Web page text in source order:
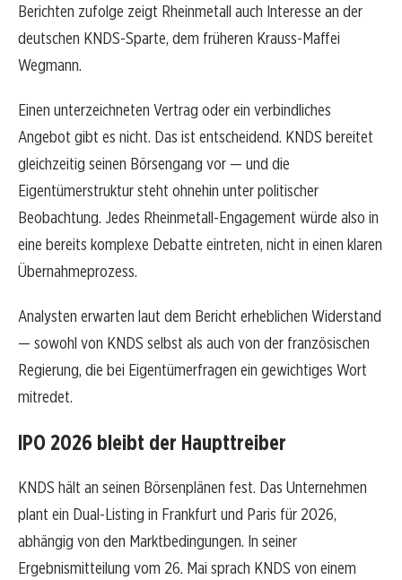
Berichten zufolge zeigt Rheinmetall auch Interesse an der
deutschen KNDS-Sparte, dem früheren Krauss-Maffei
Wegmann.
Einen unterzeichneten Vertrag oder ein verbindliches
Angebot gibt es nicht. Das ist entscheidend. KNDS bereitet
gleichzeitig seinen Börsengang vor — und die
Eigentümerstruktur steht ohnehin unter politischer
Beobachtung. Jedes Rheinmetall-Engagement würde also in
eine bereits komplexe Debatte eintreten, nicht in einen klaren
Übernahmeprozess.
Analysten erwarten laut dem Bericht erheblichen Widerstand
— sowohl von KNDS selbst als auch von der französischen
Regierung, die bei Eigentümerfragen ein gewichtiges Wort
mitredet.
IPO 2026 bleibt der Haupttreiber
KNDS hält an seinen Börsenplänen fest. Das Unternehmen
plant ein Dual-Listing in Frankfurt und Paris für 2026,
abhängig von den Marktbedingungen. In seiner
Ergebnismitteilung vom 26. Mai sprach KNDS von einem